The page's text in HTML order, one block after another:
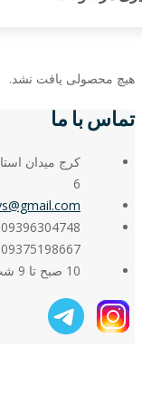
هیچ محصولی یافت نشد.
تماس با ما
کرج میدان
6
09396304748
09375198667
10 صبح تا 9 شب